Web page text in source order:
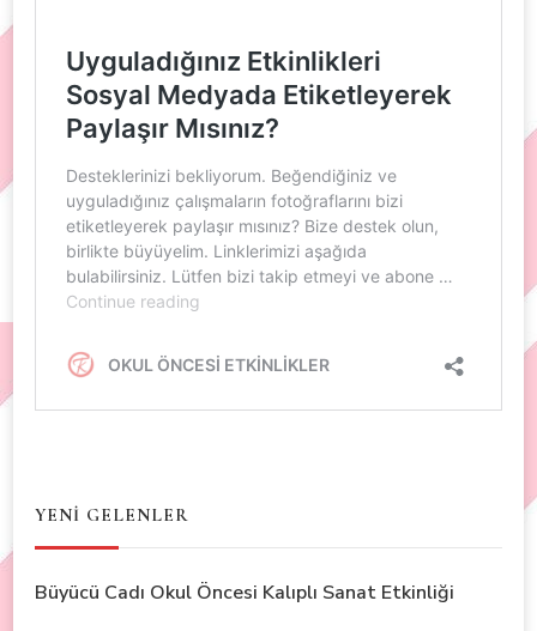
YENİ GELENLER
Büyücü Cadı Okul Öncesi Kalıplı Sanat Etkinliği